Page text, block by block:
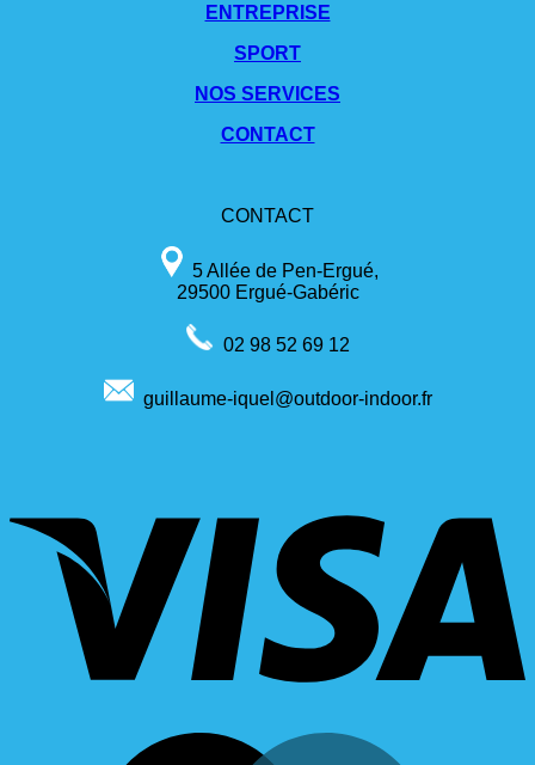
ENTREPRISE
SPORT
NOS SERVICES
CONTACT
CONTACT
5 Allée de Pen-Ergué,
29500 Ergué-Gabéric
02 98 52 69 12
guillaume-iquel@outdoor-indoor.fr